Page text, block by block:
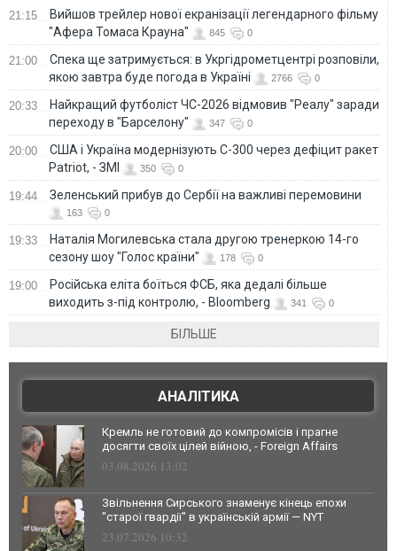
21:15
Вийшов трейлер нової екранізації легендарного фільму
"Афера Томаса Крауна"
845 0
21:00
Спека ще затримується: в Укргідрометцентрі розповіли,
якою завтра буде погода в Україні
2766 0
20:33
Найкращий футболіст ЧС-2026 відмовив "Реалу" заради
переходу в "Барселону"
347 0
20:00
США і Україна модернізують С-300 через дефіцит ракет
Patriot, - ЗМІ
350 0
19:44 Зеленський прибув до Сербії на важливі перемовини
163 0
19:33
Наталія Могилевська стала другою тренеркою 14-го
сезону шоу "Голос країни"
178 0
19:00
Російська еліта боїться ФСБ, яка дедалі більше
виходить з-під контролю, - Bloomberg
341 0
БІЛЬШЕ
АНАЛІТИКА
Кремль не готовий до компромісів і прагне
досягти своїх цілей війною, - Foreign Affairs
03.08.2026 13:02
Звільнення Сирського знаменує кінець епохи
"старої гвардії" в українській армії — NYT
23.07.2026 10:32